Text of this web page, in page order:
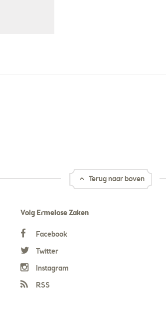
Terug naar boven
Volg Ermelose Zaken
Facebook
Twitter
Instagram
RSS